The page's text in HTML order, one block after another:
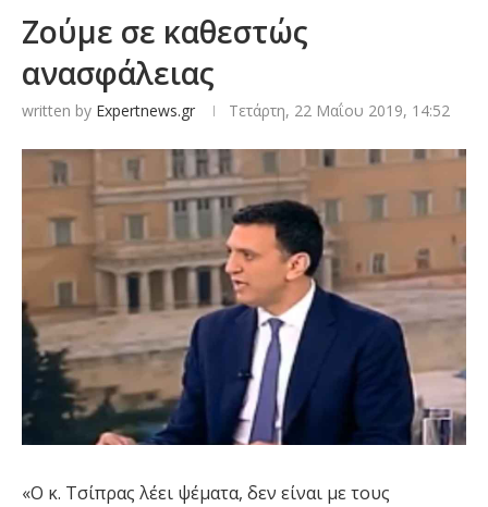
Ζούμε σε καθεστώς
ανασφάλειας
written by Expertnews.gr Τετάρτη, 22 Μαΐου 2019, 14:52
«Ο κ. Τσίπρας λέει ψέματα, δεν είναι με τους